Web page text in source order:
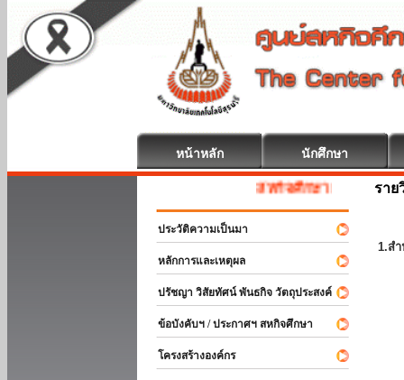
หน้าหลัก นักศึกษา
สหกิจศึกษา ยินดีต้อนรับ
ประวัติความเป็นมา
หลักการและเหตุผล
ปรัชญา วิสัยทัศน์ พันธกิจ วัตถุประสงค์
ข้อบังคับฯ / ประกาศฯ สหกิจศึกษา
โครงสร้างองค์กร
ราย
1.ส